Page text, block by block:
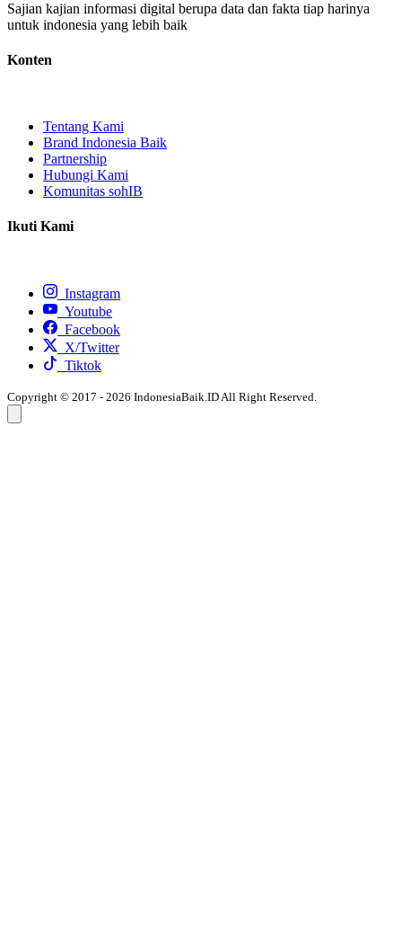
Sajian kajian informasi digital berupa data dan fakta tiap harinya
untuk indonesia yang lebih baik
Konten
Tentang Kami
Brand Indonesia Baik
Partnership
Hubungi Kami
Komunitas sohIB
Ikuti Kami
Instagram
Youtube
Facebook
X/Twitter
Tiktok
Copyright © 2017 - 2026 IndonesiaBaik.ID All Right Reserved.